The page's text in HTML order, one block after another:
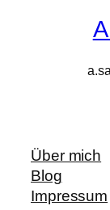
Über mich
Blog
Impressum